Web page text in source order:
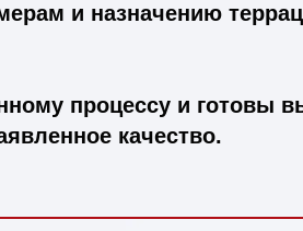
и назначению
процессу и готовы
качество.